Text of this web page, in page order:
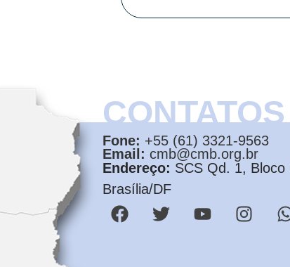
Fone: +55 (61) 3321-9563
Email: cmb@cmb.org.br
Endereço: SCS Qd. 1,
Brasília/DF